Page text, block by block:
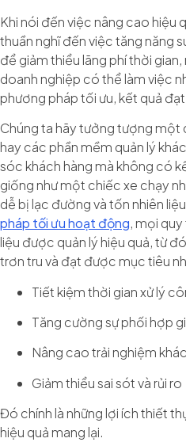
Khi nói đến việc nâng cao hiệu
thuần nghĩ đến việc tăng năng
để giảm thiểu lãng phí thời
doanh nghiệp có thể làm việc
phương pháp tối ưu, kết quả
Chúng ta hãy tưởng tượng một
hay các phần mềm quản lý
sóc khách hàng mà không có
giống như một chiếc xe chạy
dễ bị lạc đường và tốn nhiên
pháp tối ưu hoạt động, mọi
liệu được quản lý hiệu quả, từ
trơn tru và đạt được mục tiêu
Tiết kiệm thời gian xử lý
Tăng cường sự phối hợp
Nâng cao trải nghiệm
Giảm thiểu sai sót và rủi ro
Đó chính là những lợi ích thiết
hiệu quả mang lại.